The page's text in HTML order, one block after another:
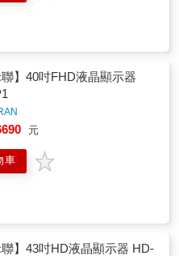
聯】40吋FHD液晶顯示器
元
車
聯】43吋HD液晶顯示器 HD-